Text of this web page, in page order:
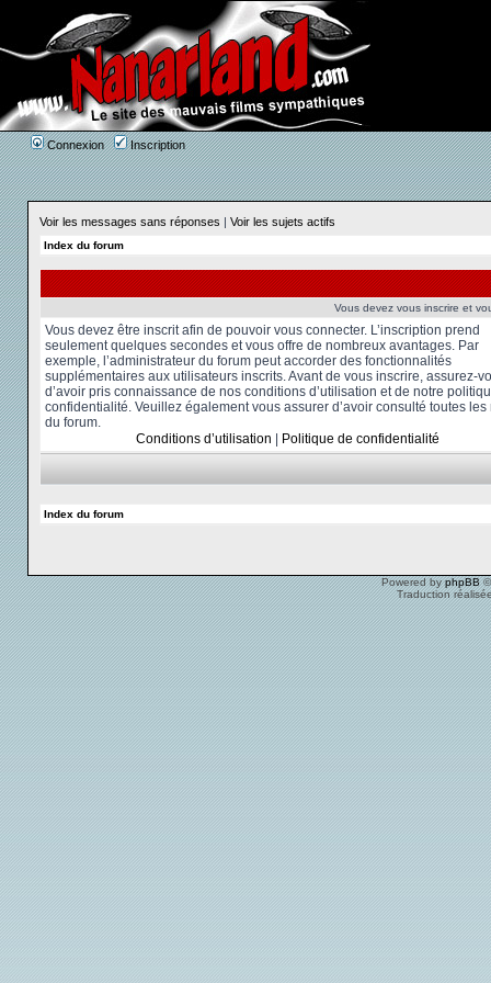
Connexion Inscription
Voir les messages sans réponses | Voir les sujets actifs
Index du forum
Vous devez vous inscrire et
Vous devez être inscrit afin de pouvoir vous connecter. L’inscription prend
seulement quelques secondes et vous offre de nombreux avantages. Par
exemple, l’administrateur du forum peut accorder des fonctionnalités
supplémentaires aux utilisateurs inscrits. Avant de vous inscrire, assurez-
d’avoir pris connaissance de nos conditions d’utilisation et de notre
confidentialité. Veuillez également vous assurer d’avoir consulté toutes les
du forum.
Conditions d’utilisation
Politique de confidentialité
Index du forum
Powered byphpBB©
Traduction